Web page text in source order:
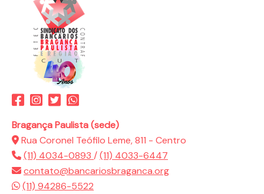
Bragança Paulista (sede)
Rua Coronel Teófilo Leme, 811 - Centro
(11) 4034-0893 /(11) 4033-6447
contato@bancariosbraganca.org
(11) 94286-5522